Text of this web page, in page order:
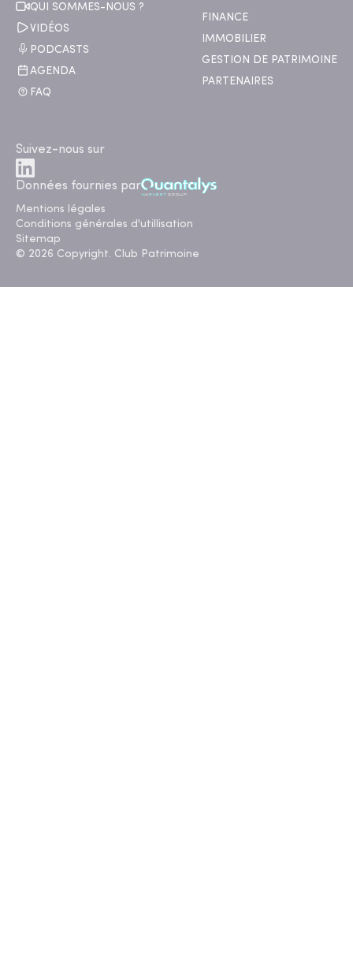
QUI SOMMES-NOUS ?
VIDÉOS
PODCASTS
AGENDA
FAQ
FINANCE
IMMOBILIER
GESTION DE PATRIMOINE
PARTENAIRES
Suivez-nous sur
Données fournies par
Mentions légales
Conditions générales d'utillisation
Sitemap
© 2026 Copyright. Club Patrimoine